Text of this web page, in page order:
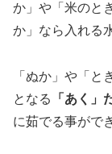
か」や「米のと
か」なら入れる
「ぬか」や「と
となる
「あく」
に茹でる事がで